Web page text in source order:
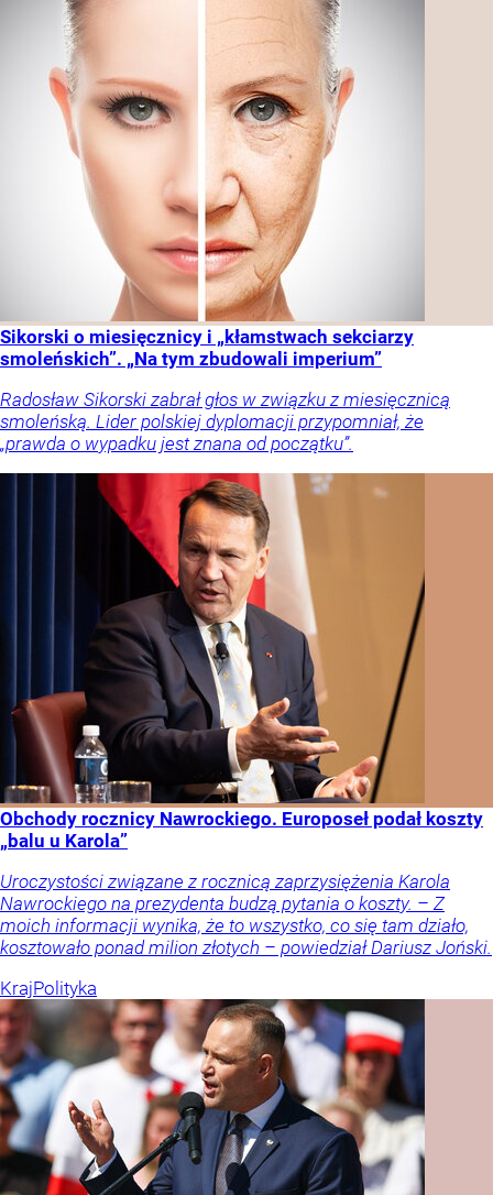
Sikorski o miesięcznicy i „kłamstwach sekciarzy
smoleńskich”. „Na tym zbudowali imperium”
Radosław Sikorski zabrał głos w związku z miesięcznicą
smoleńską. Lider polskiej dyplomacji przypomniał, że
„prawda o wypadku jest znana od początku”.
Obchody rocznicy Nawrockiego. Europoseł podał koszty
„balu u Karola”
Uroczystości związane z rocznicą zaprzysiężenia Karola
Nawrockiego na prezydenta budzą pytania o koszty. – Z
moich informacji wynika, że to wszystko, co się tam działo,
kosztowało ponad milion złotych – powiedział Dariusz Joński.
KrajPolityka